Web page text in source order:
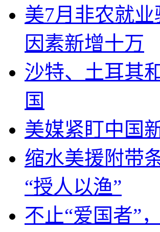
美7月非农就
因素新增十万
沙特、土耳其
国
美媒紧盯中国
缩水美援附带
“授人以渔”
不止“爱国者”